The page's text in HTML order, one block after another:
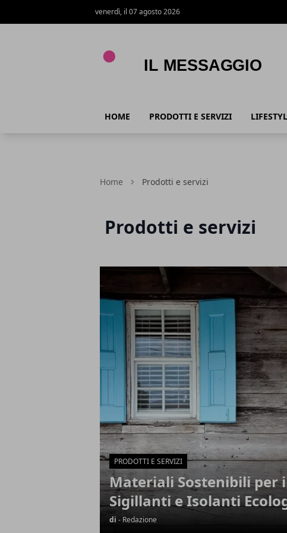
venerdì, il 07 agosto 2026
HOME PRODOTTI E SERVIZI
Home Prodotti e servizi
Prodotti e servizi
Articoli in Evidenza
PRODOTTI E SERVIZI
Materiali Sostenibili per
Sigillanti e Isolanti
di - Redazione